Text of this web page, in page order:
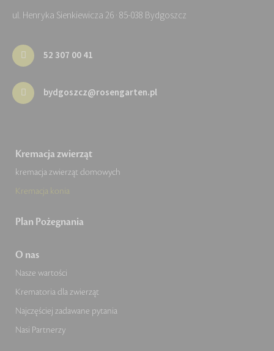
ul. Henryka Sienkiewicza 26 · 85-038 Bydgoszcz
52 307 00 41
bydgoszcz@rosengarten.pl
Kremacja zwierząt
kremacja zwierząt domowych
Kremacja konia
Plan Pożegnania
O nas
Nasze wartości
Krematoria dla zwierząt
Najczęściej zadawane pytania
Nasi Partnerzy